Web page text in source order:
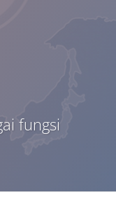
fungsi